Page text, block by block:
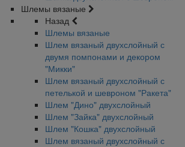
Шлемы вязаные
Назад
Шлемы вязаные
Шлем вязаный двухслойный с
двумя помпонами и декором
"Микки"
Шлем вязаный двухслойный с
петелькой и шевроном "Ракета"
Шлем "Дино" двухслойный
Шлем "Зайка" двухслойный
Шлем "Кошка" двухслойный
Шлем вязаный двухслойный с